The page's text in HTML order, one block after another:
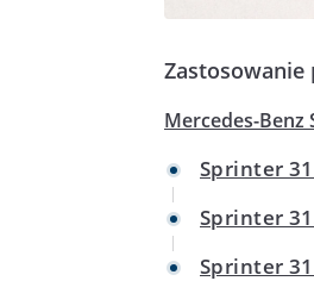
Zastosowanie
Mercedes-Benz
Sprinter
Sprinter
Sprinter